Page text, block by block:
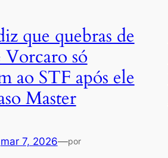
que quebras de
só
ao STF após ele
Master
mar 7, 2026—por